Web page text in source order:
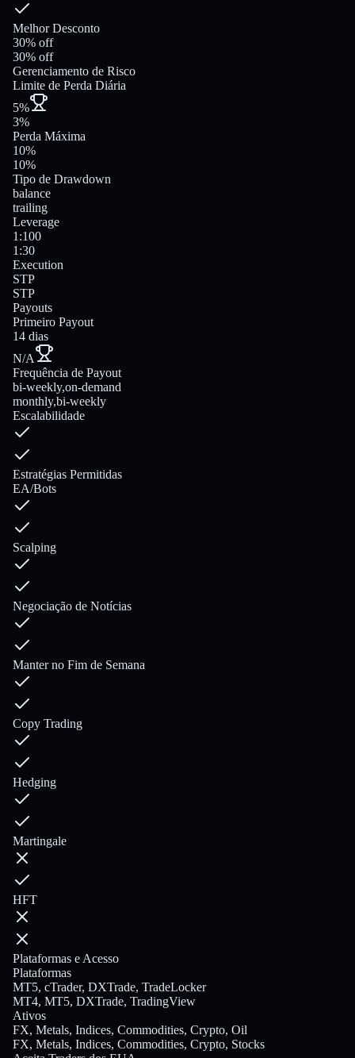
Melhor Desconto
30% off
30% off
Gerenciamento de Risco
Limite de Perda Diária
5%
3%
Perda Máxima
10%
10%
Tipo de Drawdown
balance
trailing
Leverage
1:100
1:30
Execution
STP
STP
Payouts
Primeiro Payout
14 dias
N/A
Frequência de Payout
bi-weekly,on-demand
monthly,bi-weekly
Escalabilidade
Estratégias Permitidas
EA/Bots
Scalping
Negociação de Notícias
Manter no Fim de Semana
Copy Trading
Hedging
Martingale
HFT
Plataformas e Acesso
Plataformas
MT5, cTrader, DXTrade, TradeLocker
MT4, MT5, DXTrade, TradingView
Ativos
FX, Metals, Indices, Commodities, Crypto, Oil
FX, Metals, Indices, Commodities, Crypto, Stocks